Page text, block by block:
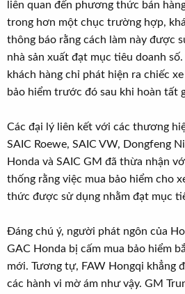
liên quan đến phương thức bán
trong hơn một chục trường hợp,
thông báo rằng cách làm này được
nhà sản xuất đạt mục tiêu doanh
khách hàng chỉ phát hiện ra chiếc
bảo hiểm trước đó sau khi hoàn tất
Các đại lý liên kết với các thương
SAIC Roewe, SAIC VW, Dongfeng
Honda và SAIC GM đã thừa nhận
thống rằng việc mua bảo hiểm cho
thức được sử dụng nhằm đạt mục
Đáng chú ý, người phát ngôn của
GAC Honda bị cấm mua bảo hiểm
mới. Tương tự, FAW Hongqi khẳng
các hành vi mờ ám như vậy. GM